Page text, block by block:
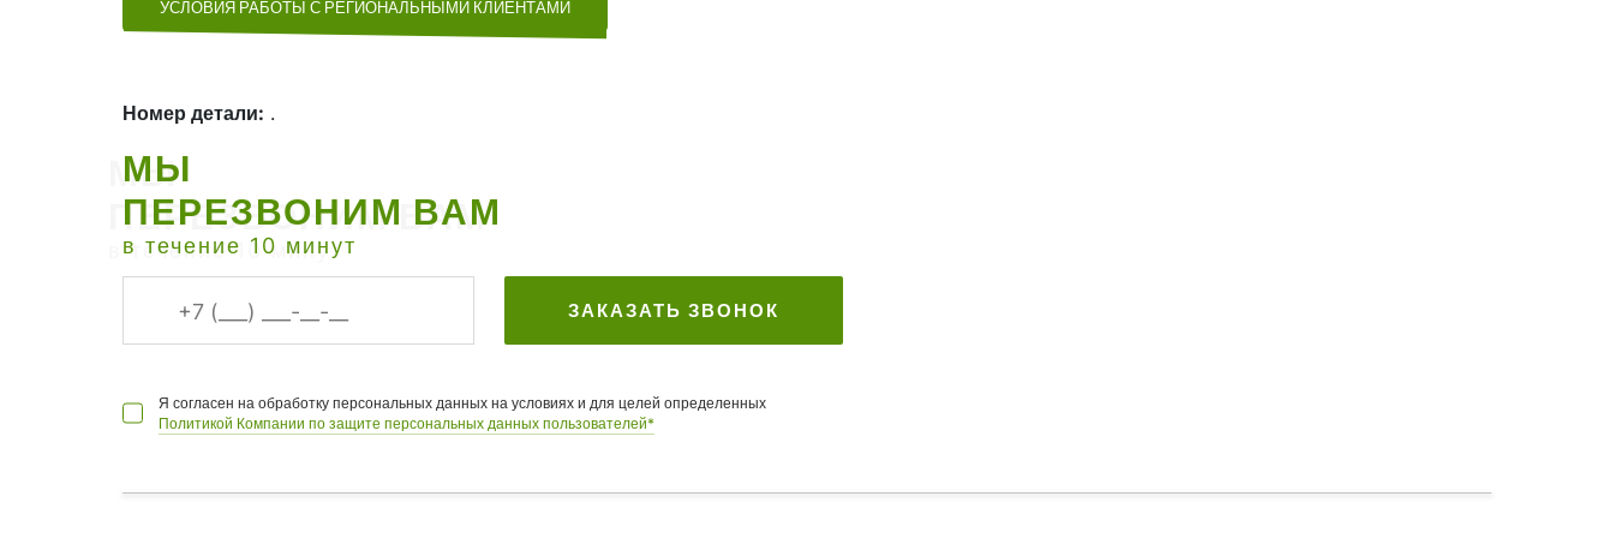
УСЛОВИЯ РАБОТЫ С РЕГИОНАЛЬНЫМИ КЛИЕНТАМИ
Номер детали: .
МЫ
ПЕРЕЗВОНИМ ВАМ
в течение 10 минут
ЗАКАЗАТЬ ЗВОНОК
Я согласен на обработку персональных данных на условиях и для целей определенных
Политикой Компании по защите персональных данных пользователей*